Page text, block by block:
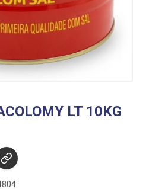
LT 10KG